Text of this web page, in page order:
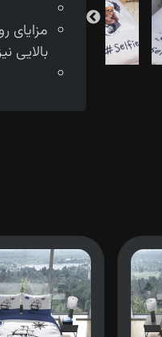
مزایای
بالایی